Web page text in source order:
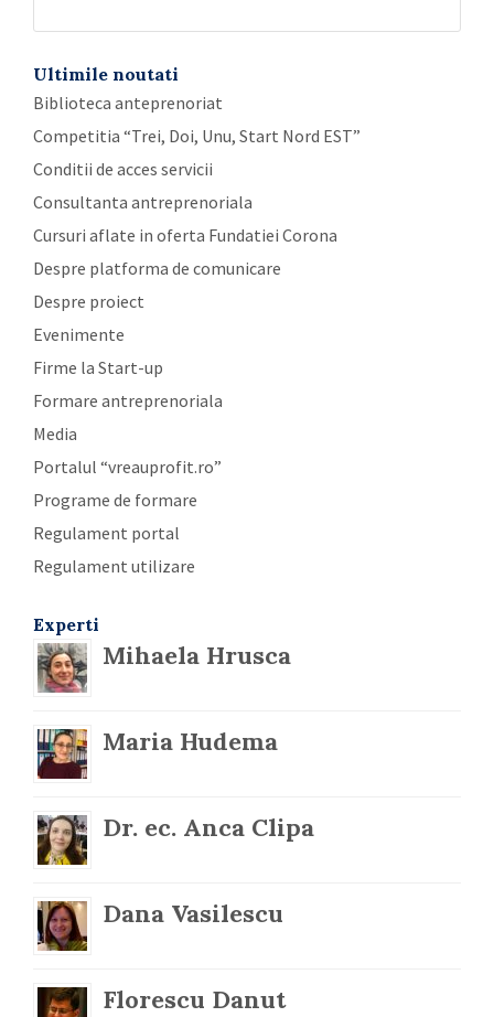
Ultimile noutati
Biblioteca anteprenoriat
Competitia “Trei, Doi, Unu, Start Nord EST”
Conditii de acces servicii
Consultanta antreprenoriala
Cursuri aflate in oferta Fundatiei Corona
Despre platforma de comunicare
Despre proiect
Evenimente
Firme la Start-up
Formare antreprenoriala
Media
Portalul “vreauprofit.ro”
Programe de formare
Regulament portal
Regulament utilizare
Experti
Mihaela Hrusca
Maria Hudema
Dr. ec. Anca Clipa
Dana Vasilescu
Florescu Danut